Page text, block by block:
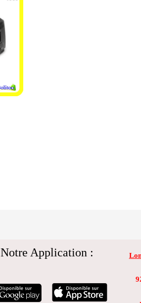
Notre Application :